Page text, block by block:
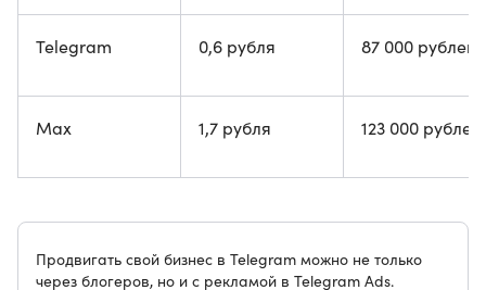
Telegram 0,6 рубля 87 000 рублей
Max 1,7 рубля 123 000 рублей
Продвигать свой бизнес в Telegram можно не только
через блогеров, но и с рекламой в Telegram Ads.